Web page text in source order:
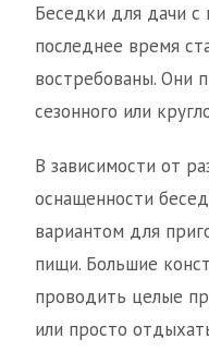
Беседки для дачи с
последнее время
востребованы. Они
сезонного или
В зависимости от
оснащенности
вариантом для
пищи. Большие
проводить целые
или просто